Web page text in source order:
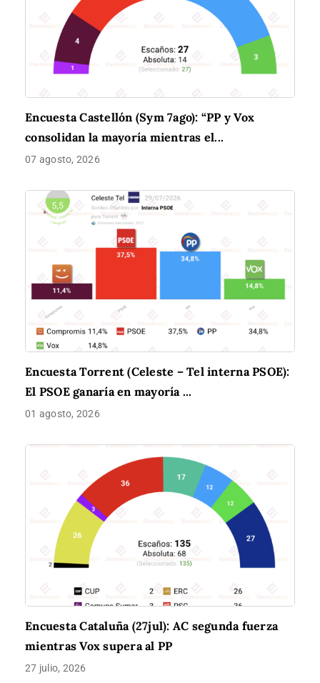
Encuesta Castellón (Sym 7ago): “PP y Vox
consolidan la mayoría mientras el...
07 agosto, 2026
Encuesta Torrent (Celeste – Tel interna PSOE):
El PSOE ganaría en mayoría ...
01 agosto, 2026
Encuesta Cataluña (27jul): AC segunda fuerza
mientras Vox supera al PP
27 julio, 2026